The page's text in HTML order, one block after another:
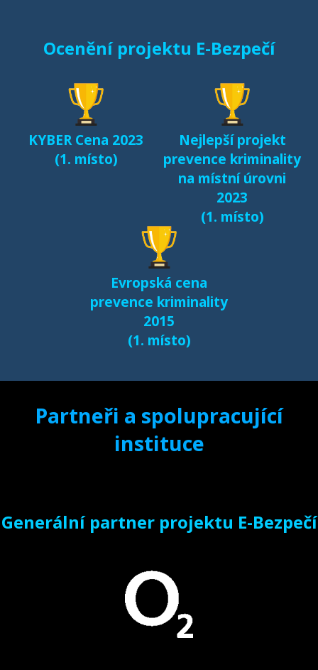
Ocenění projektu E-Bezpečí
KYBER Cena 2023
(1. místo)
Nejlepší projekt
prevence kriminality
na místní úrovni
2023
(1. místo)
Evropská cena
prevence kriminality
2015
(1. místo)
Partneři a spolupracující
instituce
Generální partner projektu E-Bezpečí